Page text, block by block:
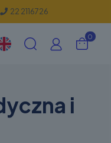
22 2116726
0
i